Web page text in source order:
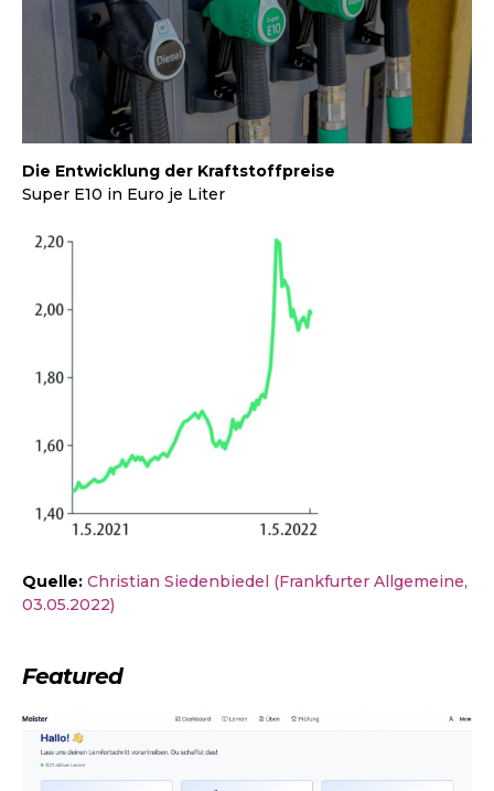
Die Entwicklung der Kraftstoffpreise
Super E10 in Euro je Liter
Quelle: Christian Siedenbiedel (Frankfurter Allgemeine,
03.05.2022)
Featured